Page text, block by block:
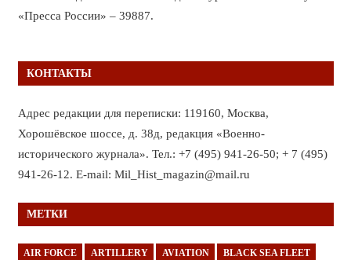
«Пресса России» – 39887.
КОНТАКТЫ
Адрес редакции для переписки: 119160, Москва,
Хорошёвское шоссе, д. 38д, редакция «Военно-
исторического журнала». Тел.: +7 (495) 941-26-50; + 7 (495)
941-26-12. E-mail: Mil_Hist_magazin@mail.ru
МЕТКИ
AIR FORCE ARTILLERY AVIATION BLACK SEA FLEET